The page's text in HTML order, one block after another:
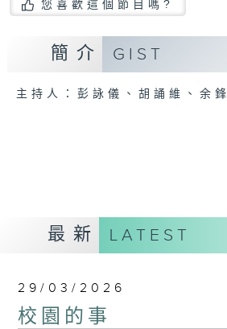
您喜歡這個節目嗎?
簡介 GIST
主持人：彭詠儀、胡誦維、余鋒
最新 LATEST
29/03/2026
校園的事